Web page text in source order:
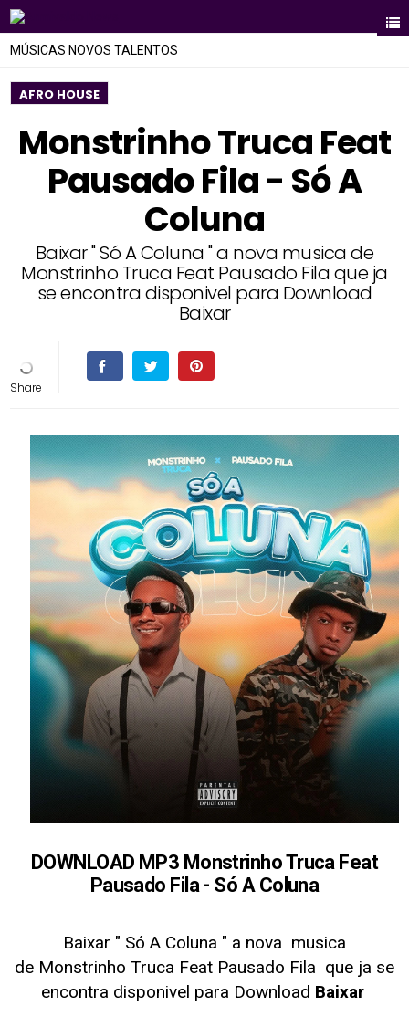
MÚSICAS NOVOS TALENTOS
AFRO HOUSE
Monstrinho Truca Feat
Pausado Fila - Só A
Coluna
Baixar " Só A Coluna " a nova musica de
Monstrinho Truca Feat Pausado Fila que ja
se encontra disponivel para Download
Baixar
DOWNLOAD MP3 Monstrinho Truca Feat
Pausado Fila - Só A Coluna
Baixar " Só A Coluna " a nova musica
de Monstrinho Truca Feat Pausado Fila que ja se
encontra disponivel para Download Baixar